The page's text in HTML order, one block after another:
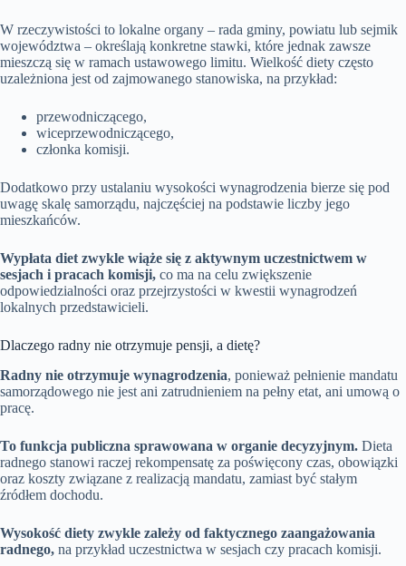
W rzeczywistości to lokalne organy – rada gminy, powiatu lub sejmik
województwa – określają konkretne stawki, które jednak zawsze
mieszczą się w ramach ustawowego limitu. Wielkość diety często
uzależniona jest od zajmowanego stanowiska, na przykład:
przewodniczącego,
wiceprzewodniczącego,
członka komisji.
Dodatkowo przy ustalaniu wysokości wynagrodzenia bierze się pod
uwagę skalę samorządu, najczęściej na podstawie liczby jego
mieszkańców.
Wypłata diet zwykle wiąże się z aktywnym uczestnictwem w
sesjach i pracach komisji, co ma na celu zwiększenie
odpowiedzialności oraz przejrzystości w kwestii wynagrodzeń
lokalnych przedstawicieli.
Dlaczego radny nie otrzymuje pensji, a dietę?
Radny nie otrzymuje wynagrodzenia, ponieważ pełnienie mandatu
samorządowego nie jest ani zatrudnieniem na pełny etat, ani umową o
pracę.
To funkcja publiczna sprawowana w organie decyzyjnym. Dieta
radnego stanowi raczej rekompensatę za poświęcony czas, obowiązki
oraz koszty związane z realizacją mandatu, zamiast być stałym
źródłem dochodu.
Wysokość diety zwykle zależy od faktycznego zaangażowania
radnego, na przykład uczestnictwa w sesjach czy pracach komisji.